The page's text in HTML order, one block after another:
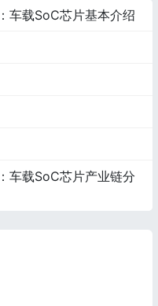
车载SoC芯片基本介绍
车载SoC芯片产业链分